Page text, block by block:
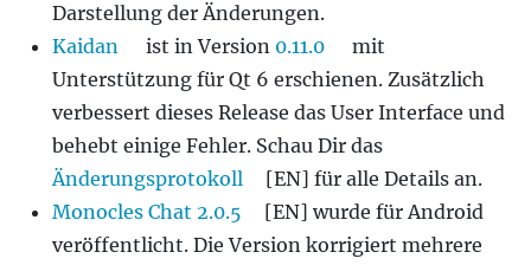
Darstellung der Änderungen.
Kaidan
ist in Version 0.11.0
mit
Unterstützung für Qt 6 erschienen. Zusätzlich
verbessert dieses Release das User Interface und
behebt einige Fehler. Schau Dir das
Änderungsprotokoll
[EN] für alle Details an.
Monocles Chat 2.0.5
[EN] wurde für Android
veröffentlicht. Die Version korrigiert mehrere